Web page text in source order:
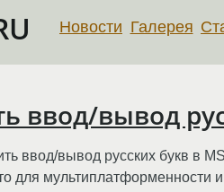
Новости Галерея
ввод/вывод
ввод/вывод русских букв в
для мультиплатформенности